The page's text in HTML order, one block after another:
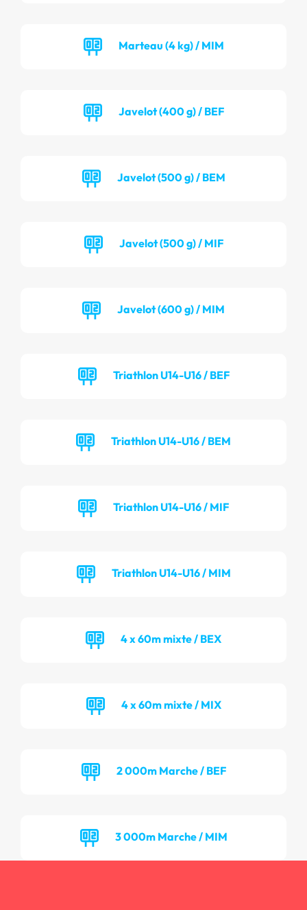
Marteau (4 kg) / MIM
Javelot (400 g) / BEF
Javelot (500 g) / BEM
Javelot (500 g) / MIF
Javelot (600 g) / MIM
Triathlon U14-U16 / BEF
Triathlon U14-U16 / BEM
Triathlon U14-U16 / MIF
Triathlon U14-U16 / MIM
4 x 60m mixte / BEX
4 x 60m mixte / MIX
2 000m Marche / BEF
3 000m Marche / MIM